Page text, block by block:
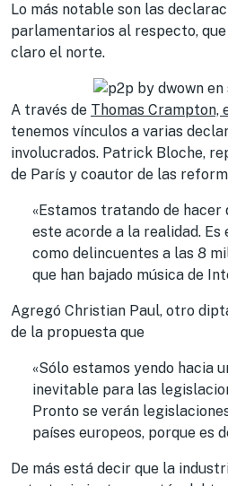
Lo más notable son las
parlamentarios al respecto,
claro el norte.
A través de Thomas Crampton,
tenemos vínculos a varias
involucrados. Patrick Bloche,
de París y coautor de las
«Estamos tratando de hacer
este acorde a la realidad.
como delincuentes a las 8
que han bajado música de
Agregó Christian Paul, otro
de la propuesta que
«Sólo estamos yendo hacia
inevitable para las
Pronto se verán
países europeos, porque es
De más está decir que la